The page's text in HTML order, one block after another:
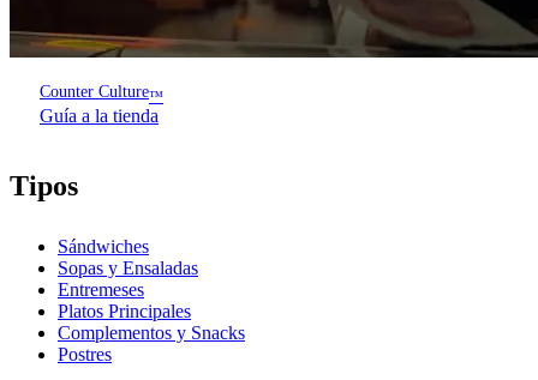
Counter Culture™
Guía a la tienda
Tipos
Sándwiches
Sopas y Ensaladas
Entremeses
Platos Principales
Complementos y Snacks
Postres